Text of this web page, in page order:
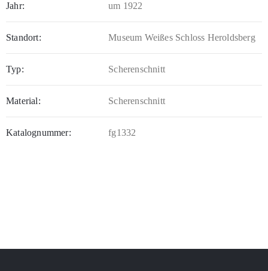
Jahr: um 1922
Standort: Museum Weißes Schloss Heroldsberg
Typ: Scherenschnitt
Material: Scherenschnitt
Katalognummer: fg1332